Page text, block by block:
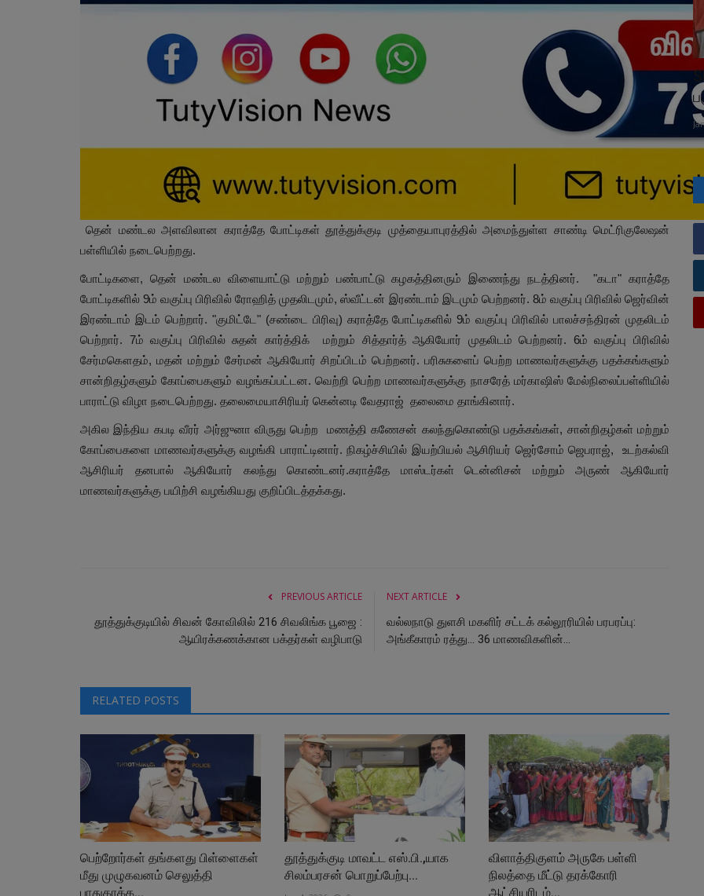
தென் மண்டல அளவிலான கராத்தே போட்டிகள் தூத்துக்குடி முத்தையாபுரத்தில் அமைந்துள்ள சாண்டி மெட்ரிகுலேஷன்
பள்ளியில் நடைபெற்றது.
போட்டிகளை, தென் மண்டல விளையாட்டு மற்றும் பண்பாட்டு கழகத்தினரும் இணைந்து நடத்தினர். "கடா" கராத்தே
போட்டிகளில் 9ம் வகுப்பு பிரிவில் ரோஹித் முதலிடமும், ஸ்வீட்டன் இரண்டாம் இடமும் பெற்றனர். 8ம் வகுப்பு பிரிவில் ஜெர்வின்
இரண்டாம் இடம் பெற்றார். "குமிட்டே" (சண்டை பிரிவு) கராத்தே போட்டிகளில் 9ம் வகுப்பு பிரிவில் பாலச்சந்திரன் முதலிடம்
பெற்றார். 7ம் வகுப்பு பிரிவில் சுதன் கார்த்திக் மற்றும் சித்தார்த் ஆகியோர் முதலிடம் பெற்றனர். 6ம் வகுப்பு பிரிவில்
சேர்மகௌதம், மதன் மற்றும் சேர்மன் ஆகியோர் சிறப்பிடம் பெற்றனர். பரிசுகளைப் பெற்ற மாணவர்களுக்கு பதக்கங்களும்
சான்றிதழ்களும் கோப்பைகளும் வழங்கப்பட்டன. வெற்றி பெற்ற மாணவர்களுக்கு நாசரேத் மர்காஷிஸ் மேல்நிலைப்பள்ளியில்
பாராட்டு விழா நடைபெற்றது. தலைமையாசிரியர் கென்னடி வேதராஜ் தலைமை தாங்கினார்.
அகில இந்திய கபடி வீரர் அர்ஜுனா விருது பெற்ற மணத்தி கணேசன் கலந்துகொண்டு பதக்கங்கள், சான்றிதழ்கள் மற்றும்
கோப்பைகளை மாணவர்களுக்கு வழங்கி பாராட்டினார். நிகழ்ச்சியில் இயற்பியல் ஆசிரியர் ஜெர்சோம் ஜெபராஜ், உடற்கல்வி
ஆசிரியர் தனபால் ஆகியோர் கலந்து கொண்டனர்.கராத்தே மாஸ்டர்கள் டென்னிசன் மற்றும் அருண் ஆகியோர்
மாணவர்களுக்கு பயிற்சி வழங்கியது குறிப்பிடத்தக்கது.
PREVIOUS ARTICLE
தூத்துக்குடியில் சிவன் கோவிலில் 216 சிவலிங்க பூஜை :
ஆயிரக்கணக்கான பக்தர்கள் வழிபாடு
NEXT ARTICLE
வல்லநாடு துளசி மகளிர் சட்டக் கல்லூரியில் பரபரப்பு:
அங்கீகாரம் ரத்து... 36 மாணவிகளின்...
RELATED POSTS
பெற்றோர்கள் தங்களது பிள்ளைகள்
மீது முழுகவனம் செலுத்தி
பாதுகாக்க...
தூத்துக்குடி மாவட்ட எஸ்.பி.,யாக
சிலம்பரசன் பொறுப்பேற்பு...
விளாத்திகுளம் அருகே பள்ளி
நிலத்தை மீட்டு தரக்கோரி
ஆட்சியரிடம்...
தேதி வாரியாக மெசேஜ்களை ஆண்ட்ராய்டு
பயனர்கள் தேடும் அம்சம்:...
Mar 1, 2024 0
நெல்லையில் பயங்கரம்.. வடமாநில
தொழிலாளி உள்பட 2 பேர் வெட்டிக்கொலை!...